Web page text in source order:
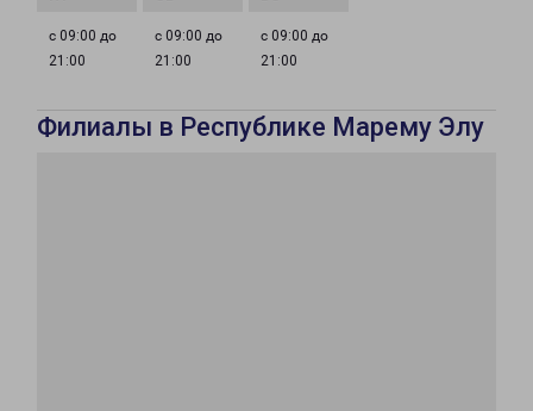
с 09:00 до
21:00
с 09:00 до
21:00
с 09:00 до
21:00
Филиалы в Республике Марему Элу